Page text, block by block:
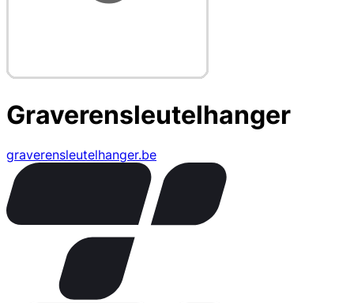
Graverensleutelhanger
graverensleutelhanger.be